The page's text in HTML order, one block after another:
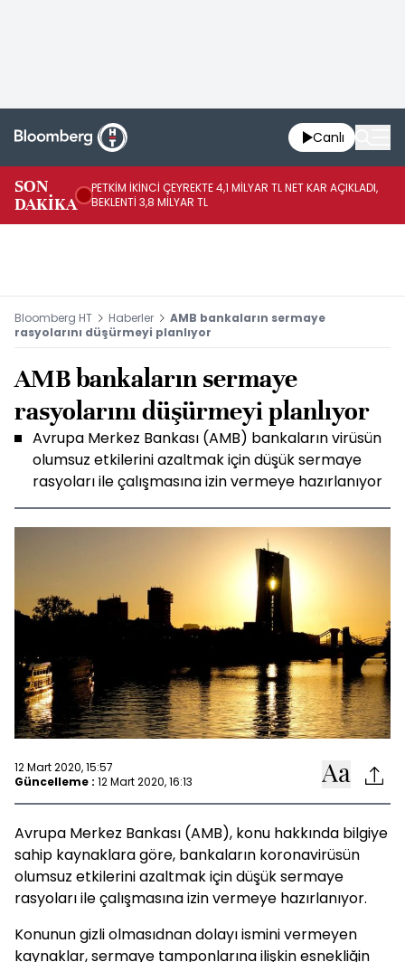
Canlı
SON
DAKİKA
PETKİM İKİNCİ ÇEYREKTE 4,1 MİLYAR TL NET KAR AÇIKLADI,
BEKLENTİ 3,8 MİLYAR TL
Bloomberg HT Haberler
AMB bankaların sermaye
rasyolarını düşürmeyi planlıyor
AMB bankaların sermaye
rasyolarını düşürmeyi planlıyor
Avrupa Merkez Bankası (AMB) bankaların virüsün
olumsuz etkilerini azaltmak için düşük sermaye
rasyoları ile çalışmasına izin vermeye hazırlanıyor
12 Mart 2020, 15:57
Güncelleme : 12 Mart 2020, 16:13
Avrupa Merkez Bankası (AMB), konu hakkında bilgiye
sahip kaynaklara göre, bankaların koronavirüsün
olumsuz etkilerini azaltmak için düşük sermaye
rasyoları ile çalışmasına izin vermeye hazırlanıyor.
Konunun gizli olmasıdnan dolayı ismini vermeyen
kaynaklar, sermaye tamponlarına ilişkin esnekliğin